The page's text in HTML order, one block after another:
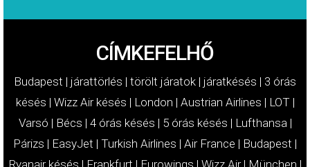
CÍMKEFELHŐ
Budapest | járattörlés | törölt járatok | járatkésés | 3 órás
késés | Wizz Air késés | London | Austrian Airlines | LOT|
Varsó | Bécs | 4 órás késés | 5 órás késés | Lufthansa|
Párizs | EasyJet | Turkish Airlines | Air France | Budapest |
Ryanair késés | Frankfurt | Eurowings | Wizz Air| München |